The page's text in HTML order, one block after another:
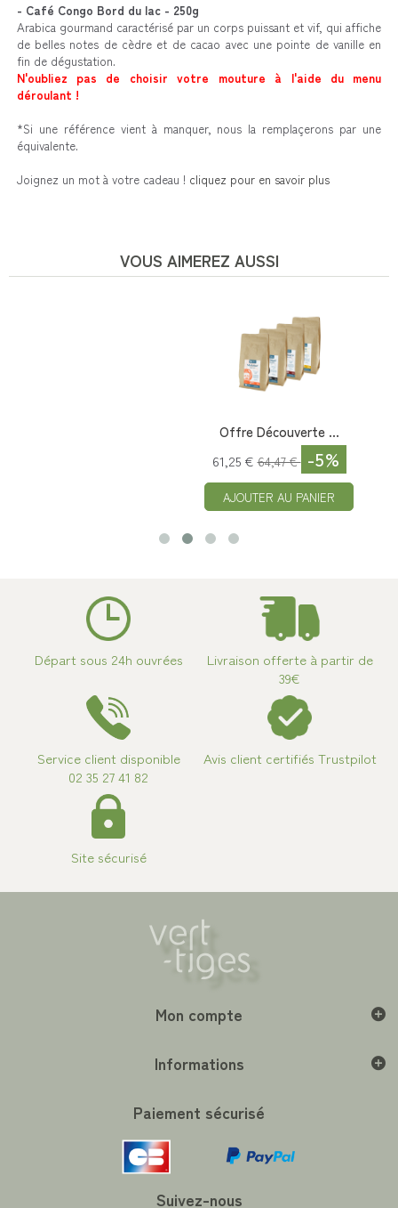
- Café Congo Bord du lac - 250g
Arabica gourmand caractérisé par un corps puissant et vif, qui affiche
de belles notes de cèdre et de cacao avec une pointe de vanille en
fin de dégustation.
N'oubliez pas de choisir votre mouture à l'aide du menu
déroulant !
*Si une référence vient à manquer, nous la remplaçerons par une
équivalente.
Joignez un mot à votre cadeau ! cliquez pour en savoir plus
VOUS AIMEREZ AUSSI
Départ sous 24h ouvrées
Livraison offerte à partir de
39€
Service client disponible
02 35 27 41 82
Avis client certifiés Trustpilot
Site sécurisé
Mon compte
Informations
Paiement sécurisé
Suivez-nous